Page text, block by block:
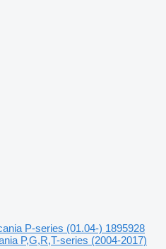
P-series (01.04-) 1895928
P,G,R,T-series (2004-2017)